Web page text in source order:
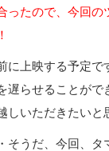
ったので、今回
に上映する予定
遅らせることが
しいただきたいと
そうだ、今回、